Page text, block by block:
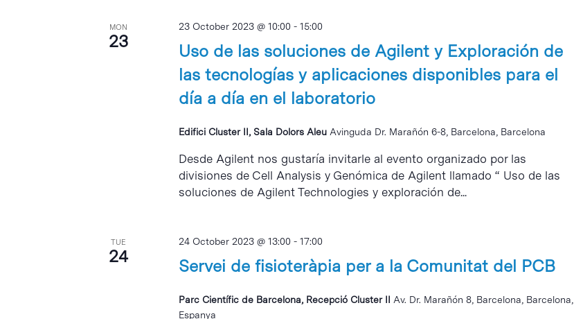
MON
23
Uso de las soluciones de Agilent y Exploración de
las tecnologías y aplicaciones disponibles para el
día a día en el laboratorio
23 October 2023 @ 10:00- 15:00
Edifici Cluster II, Sala Dolors Aleu Avinguda Dr. Marañón 6-8, Barcelona, Barcelona
Desde Agilent nos gustaría invitarle al evento organizado por las
divisiones de Cell Analysis y Genómica de Agilent llamado “ Uso de las
soluciones de Agilent Technologies y exploración de...
TUE
24 Servei de fisioteràpia per a la Comunitat del PCB
24 October 2023 @ 13:00- 17:00
Parc Científic de Barcelona, Recepció Cluster II Av. Dr. Marañón 8, Barcelona, Barcelona,
Espanya